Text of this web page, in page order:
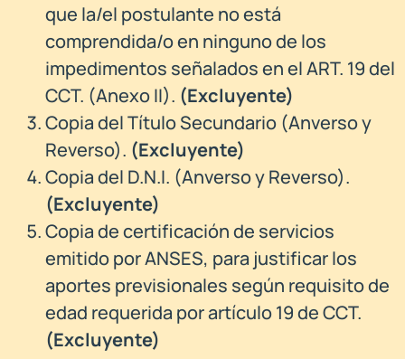
que la/el postulante no está
comprendida/o en ninguno de los
impedimentos señalados en el ART. 19 del
CCT. (Anexo II). (Excluyente)
Copia del Título Secundario (Anverso y
Reverso). (Excluyente)
Copia del D.N.I. (Anverso y Reverso).
(Excluyente)
Copia de certificación de servicios
emitido por ANSES, para justificar los
aportes previsionales según requisito de
edad requerida por artículo 19 de CCT.
(Excluyente)